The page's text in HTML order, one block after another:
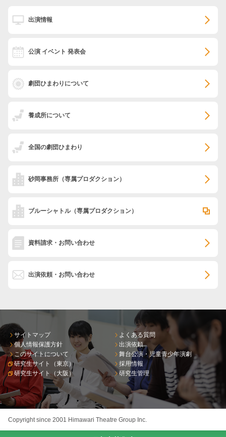
出演情報
公演 イベント 発表会
劇団ひまわりについて
養成所について
全国の劇団ひまわり
砂岡事務所 （専属プロダクション）
ブルーシャトル（専属プロダクション）
資料請求・お問い合わせ
出演依頼・お問い合わせ
サイトマップ
個人情報保護方針
このサイトについて
研究生サイト（東京）
研究生サイト（大阪）
よくある質問
出演依頼
舞台公演・児童青少年演劇
採用情報
研究生管理
Copyright since 2001 Himawari Theatre Group Inc.